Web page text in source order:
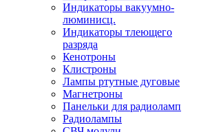
Индикаторы вакуумно-
люминисц.
Индикаторы тлеющего
разряда
Кенотроны
Клистроны
Лампы ртутные дуговые
Магнетроны
Панельки для радиоламп
Радиолампы